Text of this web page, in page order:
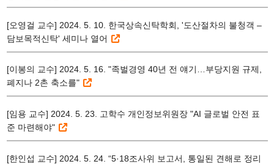
[오영걸 교수] 2024. 5. 10. 한국상속신탁학회, '도산절차의 불청객 –
담보목적신탁' 세미나 열어
[이봉의 교수] 2024. 5. 16. "족벌경영 40년 전 얘기…부당지원 규제,
폐지나 2촌 축소를"
[임용 교수] 2024. 5. 23. 고학수 개인정보위원장 "AI 글로벌 안전 표
준 마련해야"
[한인섭 교수] 2024. 5. 24. “5·18조사위 보고서, 통일된 견해로 정리